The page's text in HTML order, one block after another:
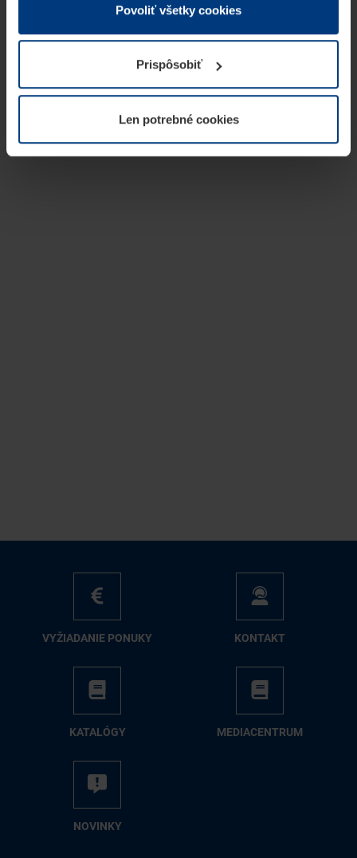
Z právneho hľadiska môžeme cookies ukladať na Vašom
prevádzku tejto stránky. Pre všetky ostatné typy cookie
potrebujeme Vaše povolenie. Vaše povolenie môžete
kedykoľvek zmeniť alebo odvolať vo vysvetlení cookie
našej webovej stránky.
Povoliť všetky cookies
Prispôsobiť
Len potrebné cookies
VY­ŽIA­DA­NIE PO­NU­KY KON­TAKT
KA­TA­LÓ­GY ME­DIA­CEN­TRUM
NO­VIN­KY